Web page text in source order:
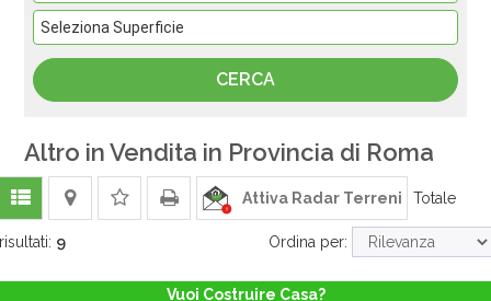
Altro in Vendita in Provincia di Roma
Attiva Radar Terreni Totale
risultati: 9 Ordina per:
Vuoi Costruire Casa?